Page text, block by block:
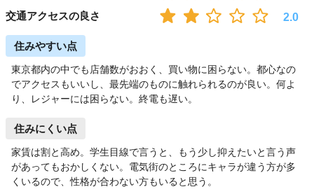
交通アクセスの良さ
2.0
住みやすい点
東京都内の中でも店舗数がおおく、買い物に困らない。都心なの
でアクセスもいいし、最先端のものに触れられるのが良い。何よ
り、レジャーには困らない。終電も遅い。
住みにくい点
家賃は割と高め。学生目線で言うと、もう少し抑えたいと言う声
があってもおかしくない。電気街のところにキャラが違う方が多
くいるので、性格が合わない方もいると思う。